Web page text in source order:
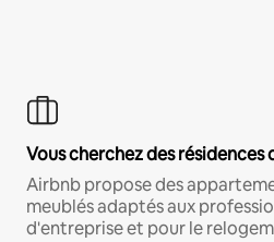
Vous cherchez des résidences
Airbnb propose des
meublés adaptés aux
d'entreprise et pour le